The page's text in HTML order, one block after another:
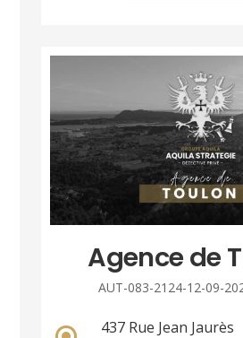
Agence de
AUT-083-2124-12-09-
437 Rue Jean Jaurès